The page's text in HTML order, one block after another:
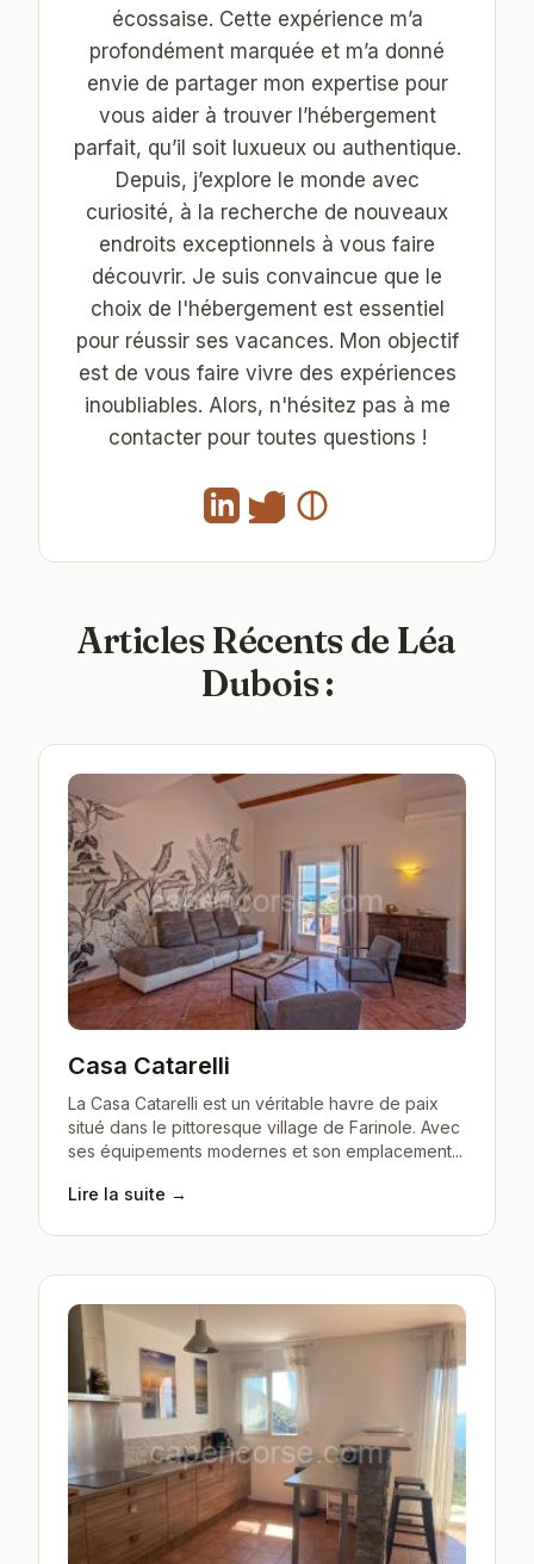
écossaise. Cette expérience m’a
profondément marquée et m’a donné
envie de partager mon expertise pour
vous aider à trouver l’hébergement
parfait, qu’il soit luxueux ou authentique.
Depuis, j’explore le monde avec
curiosité, à la recherche de nouveaux
endroits exceptionnels à vous faire
découvrir. Je suis convaincue que le
choix de l'hébergement est essentiel
pour réussir ses vacances. Mon objectif
est de vous faire vivre des expériences
inoubliables. Alors, n'hésitez pas à me
contacter pour toutes questions !
Articles Récents de Léa
Dubois :
Casa Catarelli
La Casa Catarelli est un véritable havre de paix
situé dans le pittoresque village de Farinole. Avec
ses équipements modernes et son emplacement...
Lire la suite →